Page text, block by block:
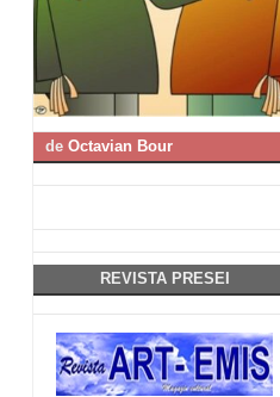
de Octavian Bour
REVISTA PRESEI